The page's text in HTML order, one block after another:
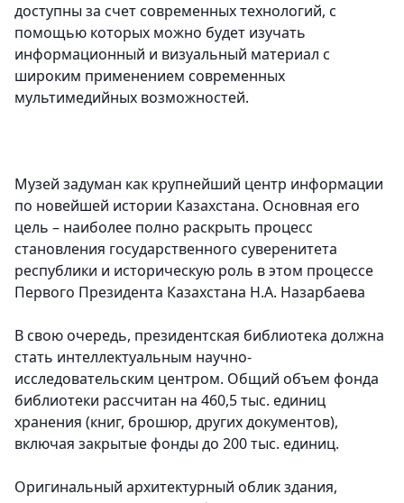
доступны за счет современных технологий, с
помощью которых можно будет изучать
информационный и визуальный материал с
широким применением современных
мультимедийных возможностей.
Музей задуман как крупнейший центр информации
по новейшей истории Казахстана. Основная его
цель – наиболее полно раскрыть процесс
становления государственного суверенитета
республики и историческую роль в этом процессе
Первого Президента Казахстана Н.А. Назарбаева
В свою очередь, президентская библиотека должна
стать интеллектуальным научно-
исследовательским центром. Общий объем фонда
библиотеки рассчитан на 460,5 тыс. единиц
хранения (книг, брошюр, других документов),
включая закрытые фонды до 200 тыс. единиц.
Оригинальный архитектурный облик здания,